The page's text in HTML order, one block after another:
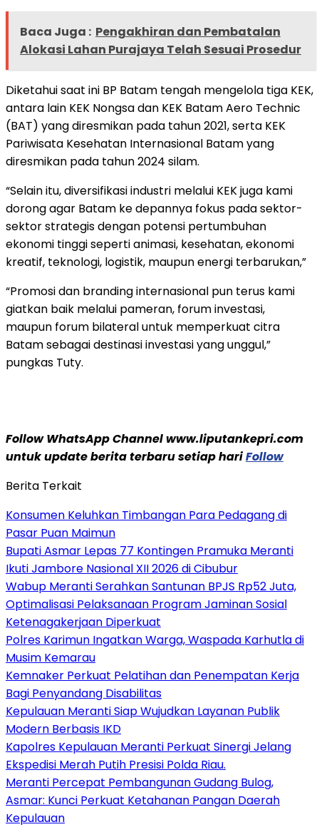
Baca Juga : Pengakhiran dan Pembatalan
Alokasi Lahan Purajaya Telah Sesuai Prosedur
Diketahui saat ini BP Batam tengah mengelola tiga KEK,
antara lain KEK Nongsa dan KEK Batam Aero Technic
(BAT) yang diresmikan pada tahun 2021, serta KEK
Pariwisata Kesehatan Internasional Batam yang
diresmikan pada tahun 2024 silam.
“Selain itu, diversifikasi industri melalui KEK juga kami
dorong agar Batam ke depannya fokus pada sektor-
sektor strategis dengan potensi pertumbuhan
ekonomi tinggi seperti animasi, kesehatan, ekonomi
kreatif, teknologi, logistik, maupun energi terbarukan,”
“Promosi dan branding internasional pun terus kami
giatkan baik melalui pameran, forum investasi,
maupun forum bilateral untuk memperkuat citra
Batam sebagai destinasi investasi yang unggul,”
pungkas Tuty.
Follow WhatsApp Channel www.liputankepri.com
untuk update berita terbaru setiap hariFollow
Berita Terkait
Konsumen Keluhkan Timbangan Para Pedagang di
Pasar Puan Maimun
Bupati Asmar Lepas 77 Kontingen Pramuka Meranti
Ikuti Jambore Nasional XII 2026 di Cibubur
Wabup Meranti Serahkan Santunan BPJS Rp52 Juta,
Optimalisasi Pelaksanaan Program Jaminan Sosial
Ketenagakerjaan Diperkuat
Polres Karimun Ingatkan Warga, Waspada Karhutla di
Musim Kemarau
Kemnaker Perkuat Pelatihan dan Penempatan Kerja
Bagi Penyandang Disabilitas
Kepulauan Meranti Siap Wujudkan Layanan Publik
Modern Berbasis IKD
Kapolres Kepulauan Meranti Perkuat Sinergi Jelang
Ekspedisi Merah Putih Presisi Polda Riau.
Meranti Percepat Pembangunan Gudang Bulog,
Asmar: Kunci Perkuat Ketahanan Pangan Daerah
Kepulauan